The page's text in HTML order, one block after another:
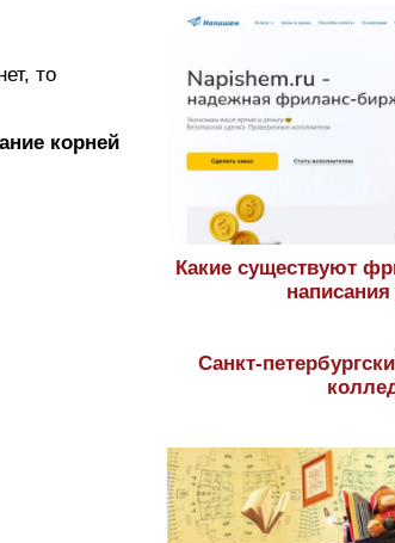
то
корней
Какие существуют
Санкт-